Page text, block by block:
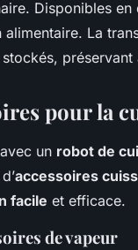
Disponibles en
alimentaire. La
pour la
un robot de
accessoires
facile et efficace.
de vapeur